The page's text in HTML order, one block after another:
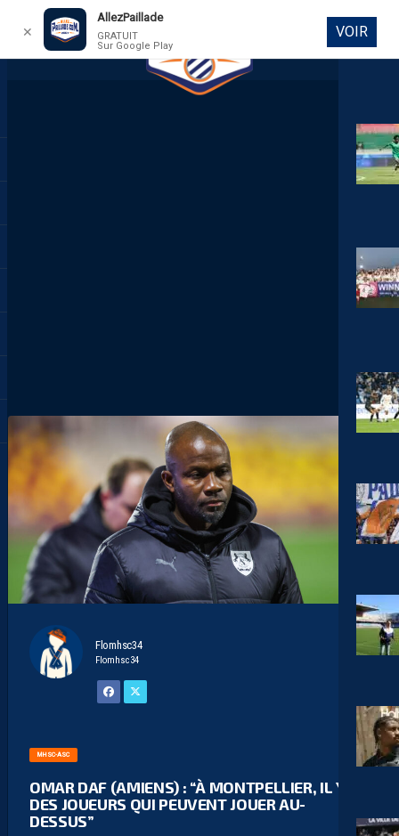
DIRECT
Flomhsc34
Flomhsc34
MHSC-ASC
OMAR DAF (AMIENS) : “À MONTPELLIER, IL Y A
DES JOUEURS QUI PEUVENT JOUER AU-
DESSUS”
✕
AllezPaillade
GRATUIT
Sur Google Play
VOIR